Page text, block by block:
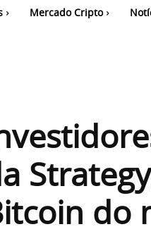
Mercado Cripto
do